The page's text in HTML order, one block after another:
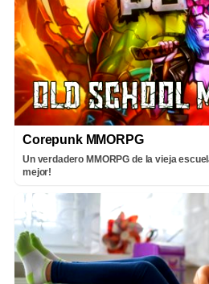
Corepunk MMORPG
Un verdadero MMORPG de la vieja
mejor!